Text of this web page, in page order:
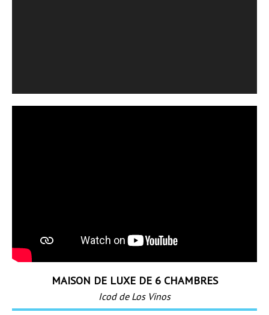
MAISON DE LUXE DE 6 CHAMBRES
Icod de Los Vinos